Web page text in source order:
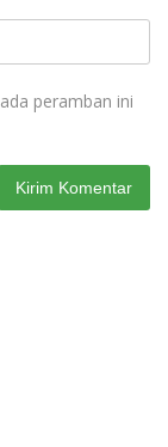
peramban ini